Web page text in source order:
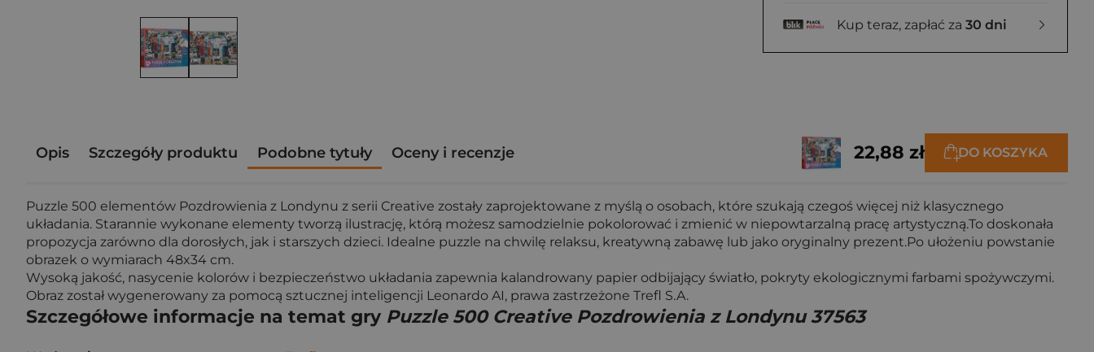
Kup teraz, zapłać za 30 dni
Opis Szczegóły produktu Podobne tytuły Oceny i recenzje 22,88 zł DO KOSZYKA
Puzzle 500 elementów Pozdrowienia z Londynu z serii Creative zostały zaprojektowane z myślą o osobach, które szukają czegoś więcej niż klasycznego
układania. Starannie wykonane elementy tworzą ilustrację, którą możesz samodzielnie pokolorować i zmienić w niepowtarzalną pracę artystyczną.To doskonała
propozycja zarówno dla dorosłych, jak i starszych dzieci. Idealne puzzle na chwilę relaksu, kreatywną zabawę lub jako oryginalny prezent.Po ułożeniu powstanie
obrazek o wymiarach 48x34 cm.
Wysoką jakość, nasycenie kolorów i bezpieczeństwo układania zapewnia kalandrowany papier odbijający światło, pokryty ekologicznymi farbami spożywczymi.
Obraz został wygenerowany za pomocą sztucznej inteligencji Leonardo AI, prawa zastrzeżone Trefl S.A.
Szczegółowe informacje na temat gry Puzzle 500 Creative Pozdrowienia z Londynu 37563